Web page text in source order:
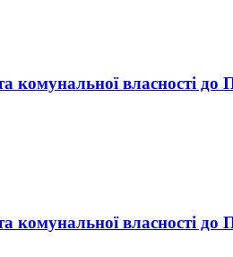
власності до
власності до